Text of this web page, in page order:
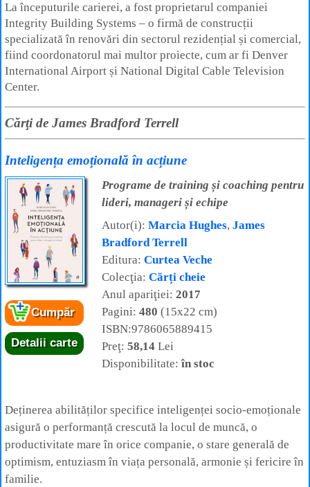
La începuturile carierei, a fost proprietarul companiei
Integrity Building Systems – o firmă de construcții
specializată în renovări din sectorul rezidențial și comercial,
fiind coordonatorul mai multor proiecte, cum ar fi Denver
International Airport și National Digital Cable Television
Center.
Cărţi de James Bradford Terrell
Inteligența emoțională în acțiune
Cumpăr
Detalii carte
Programe de training și coaching pentru
lideri, manageri și echipe
Autor(i): Marcia Hughes, James
Bradford Terrell
Editura: Curtea Veche
Colecţia: Cărți cheie
Anul apariţiei: 2017
Pagini: 480 (15x22 cm)
ISBN:9786065889415
Preţ: 58,14 Lei
Disponibilitate:în stoc
Deținerea abilităților specifice inteligenței socio-emoționale
asigură o performanță crescută la locul de muncă, o
productivitate mare în orice companie, o stare generală de
optimism, entuziasm în viața personală, armonie și fericire în
familie.